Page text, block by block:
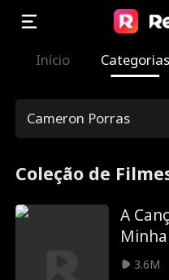
Início Categorias
Cameron Porras
Coleção de
A
3.6M